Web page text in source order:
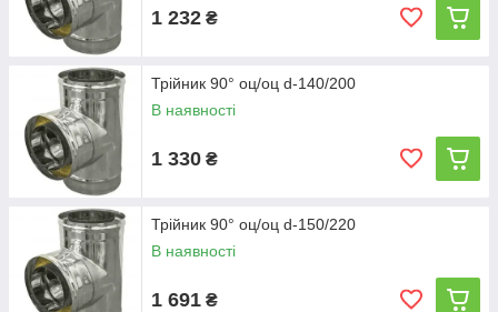
1 232 ₴
Трійник 90° оц/оц d-140/200
В наявності
1 330 ₴
Трійник 90° оц/оц d-150/220
В наявності
1 691 ₴